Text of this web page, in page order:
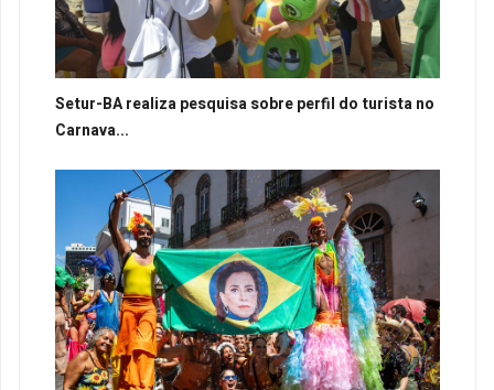
Setur-BA realiza pesquisa sobre perfil do turista no
Carnava...